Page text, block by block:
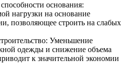
основания:
нагрузки на основание
позволяющее строить на слабых
Уменьшение
одежды и снижение объема
к значительной экономии